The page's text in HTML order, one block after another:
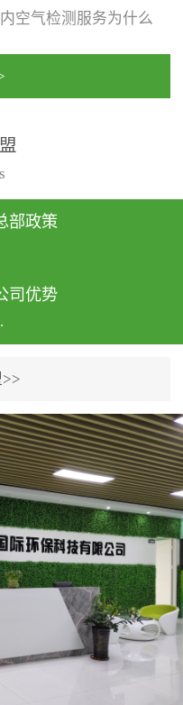
空气检测服务为什么
家规定的标准检测方
空气采样量准确，检
果可靠，远胜于其他
测...
部政策
司优势
利保护优势、双甲资质
业（“室内环境净化治理
级施工资质”“室内环境
染治理资质等级证
”）、拥有多名高级《环
工程高级工程师》室内
气治理资格认证的治理
人员、掌握室内空气净化
治理实用技术和五项专利
技术、八项计算机软件著
权登记证书等。研发实